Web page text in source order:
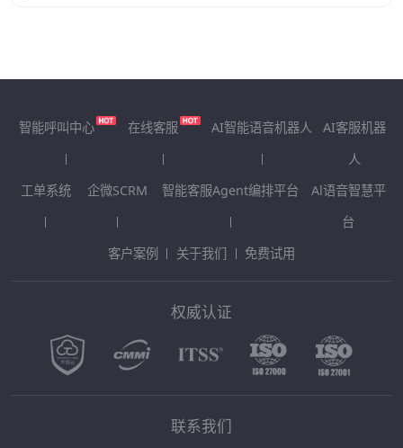
智能呼叫中心 在线客服 AI智能语音机器人
AI客服机器
人
工单系统
企微SCRM 智能客服Agent编排平台
Al语音智慧平
台
客户案例
关于我们 免费试用
权威认证
联系我们